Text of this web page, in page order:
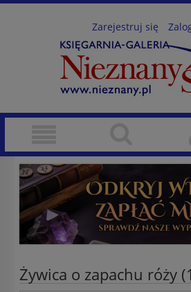
Zarejestruj się
Żywica o zapachu róży